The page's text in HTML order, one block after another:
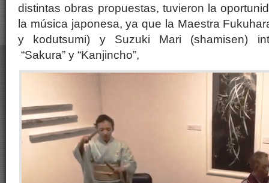
distintas obras propuestas, tuvieron la
la música japonesa, ya que la Maestra
y kodutsumi) y Suzuki Mari (shamisen)
“Sakura” y “Kanjincho”,